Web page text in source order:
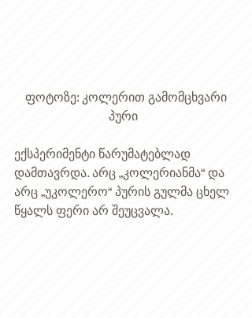
პური
ექსპერიმენტი წარუმატებლად
დამთავრდა. არც „კოლერიანმა“ და
არც „უკოლერო“ პურის გულმა ცხელ
წყალს ფერი არ შეუცვალა.